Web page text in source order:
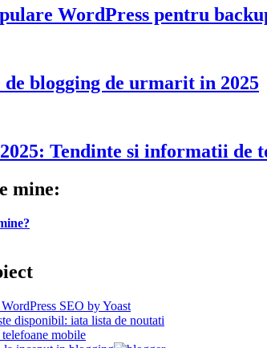
WordPress pentru
de blogging de urmarit in 2025
Tendinte si informatii de
mine:
SEO by Yoast
disponibil: iata lista de noutati
mobile